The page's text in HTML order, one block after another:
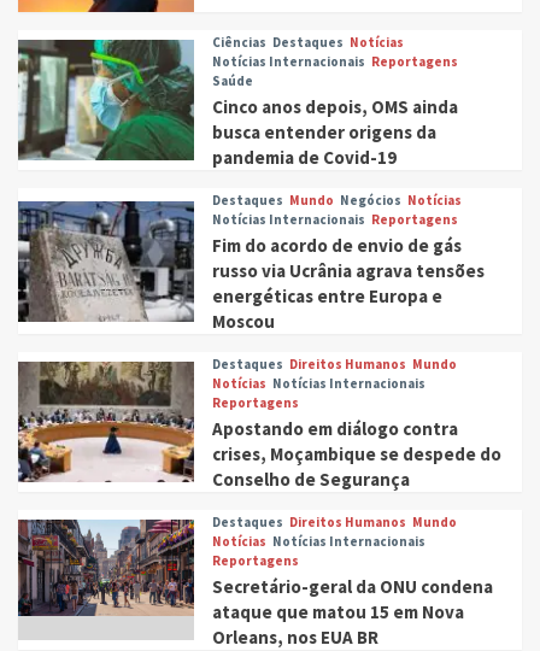
Ciências Destaques Notícias
Notícias Internacionais Reportagens
Saúde
Cinco anos depois, OMS ainda
busca entender origens da
pandemia de Covid-19
Destaques Mundo Negócios Notícias
Notícias Internacionais Reportagens
Fim do acordo de envio de gás
russo via Ucrânia agrava tensões
energéticas entre Europa e
Moscou
Destaques Direitos Humanos Mundo
Notícias Notícias Internacionais
Reportagens
Apostando em diálogo contra
crises, Moçambique se despede do
Conselho de Segurança
Destaques Direitos Humanos Mundo
Notícias Notícias Internacionais
Reportagens
Secretário-geral da ONU condena
ataque que matou 15 em Nova
Orleans, nos EUA BR